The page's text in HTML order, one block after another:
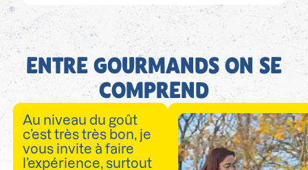
ENTRE GOURMANDS ON SE
COMPREND
Au niveau du goût
c’est très très bon, je
vous invite à faire
l’expérience, surtout